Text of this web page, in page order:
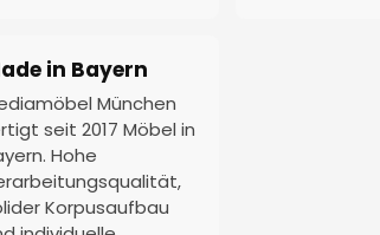
in Bayern
München
seit 2017 Möbel in
Hohe
Korpusaufbau